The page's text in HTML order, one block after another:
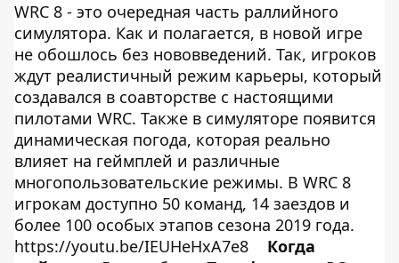
WRC 8 - это очередная часть раллийного
симулятора. Как и полагается, в новой игре
не обошлось без нововведений. Так, игроков
ждут реалистичный режим карьеры, который
создавался в соавторстве с настоящими
пилотами WRC. Также в симуляторе появится
динамическая погода, которая реально
влияет на геймплей и различные
многопользовательские режимы. В WRC 8
игрокам доступно 50 команд, 14 заездов и
более 100 особых этапов сезона 2019 года.
https://youtu.be/IEUHeHxA7e8
Когда